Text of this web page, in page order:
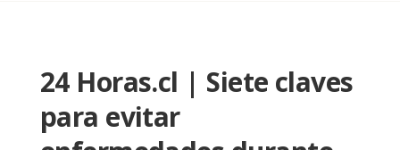
24 Horas.cl | Siete claves
para evitar